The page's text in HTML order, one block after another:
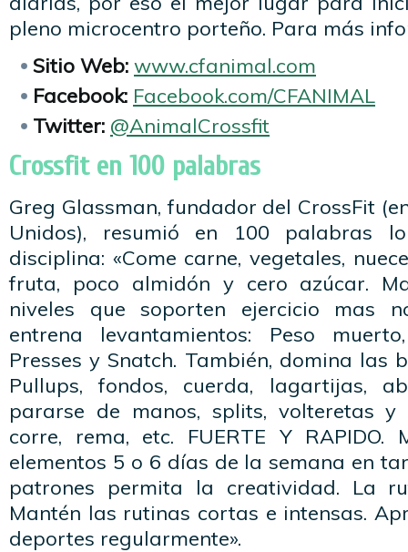
pleno microcentro porteño. Para más
Sitio Web: www.cfanimal.com
Facebook: Facebook.com/CFANIMAL
Twitter: @AnimalCrossfit
Crossfit en 100 palabras
Greg Glassman, fundador del CrossFit
Unidos), resumió en 100 palabras
disciplina: «Come carne, vegetales,
fruta, poco almidón y cero azúcar.
niveles que soporten ejercicio mas
entrena levantamientos: Peso
Presses y Snatch. También, domina las
Pullups, fondos, cuerda, lagartijas,
pararse de manos, splits, volteretas y
corre, rema, etc. FUERTE Y RAPIDO.
elementos 5 o 6 días de la semana en
patrones permita la creatividad. La
Mantén las rutinas cortas e intensas.
deportes regularmente».